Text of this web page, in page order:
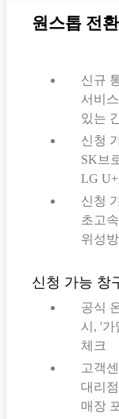
원스톱 전
신규
서비
있는
신청
SK브
LG
신청
초고
위성
신청 가능 창
공식
시, '가
체크
고객
대리
매장